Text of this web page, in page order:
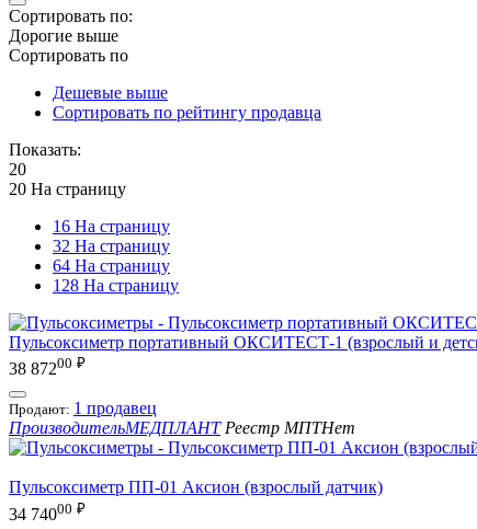
Сортировать по:
Дорогие выше
Сортировать по
Дешевые выше
Сортировать по рейтингу продавца
Показать:
20
20 На страницу
16 На страницу
32 На страницу
64 На страницу
128 На страницу
Пульсоксиметр портативный ОКСИТЕСТ-1 (взрослый и
38 87200 ₽
Продают: 1 продавец
ПроизводительМЕДПЛАНТ Реестр МПТНет
Пульсоксиметр ПП-01 Аксион (взрослый датчик)
34 74000 ₽